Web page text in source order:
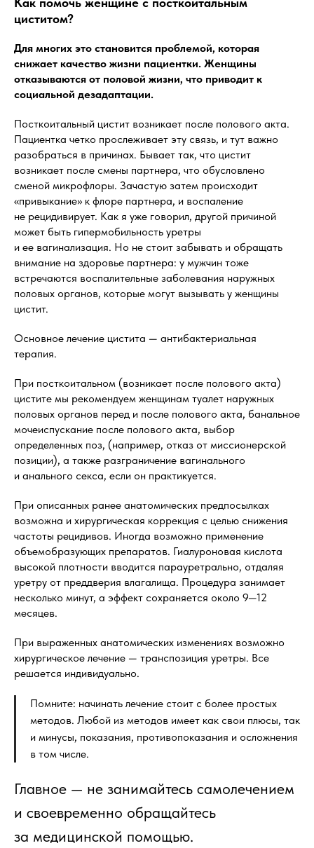
циститом?
Для многих это становится проблемой, которая
снижает качество жизни пациентки. Женщины
отказываются от половой жизни, что приводит к
социальной дезадаптации.
Посткоитальный цистит возникает после полового акта.
Пациентка четко прослеживает эту связь, и тут важно
разобраться в причинах. Бывает так, что цистит
возникает после смены партнера, что обусловлено
сменой микрофлоры. Зачастую затем происходит
«привыкание» к флоре партнера, и воспаление
не рецидивирует. Как я уже говорил, другой причиной
может быть гипермобильность уретры
и ее вагинализация. Но не стоит забывать и обращать
внимание на здоровье партнера: у мужчин тоже
встречаются воспалительные заболевания наружных
половых органов, которые могут вызывать у женщины
цистит.
Основное лечение цистита — антибактериальная
терапия.
При посткоитальном (возникает после полового акта)
цистите мы рекомендуем женщинам туалет наружных
половых органов перед и после полового акта, банальное
мочеиспускание после полового акта, выбор
определенных поз, (например, отказ от миссионерской
позиции), а также разграничение вагинального
и анального секса, если он практикуется.
При описанных ранее анатомических предпосылках
возможна и хирургическая коррекция с целью снижения
частоты рецидивов. Иногда возможно применение
объемобразующих препаратов. Гиалуроновая кислота
высокой плотности вводится парауретрально, отдаляя
уретру от преддверия влагалища. Процедура занимает
несколько минут, а эффект сохраняется около 9—12
месяцев.
При выраженных анатомических изменениях возможно
хирургическое лечение — транспозиция уретры. Все
решается индивидуально.
Помните: начинать лечение стоит с более простых
методов. Любой из методов имеет как свои плюсы, так
и минусы, показания, противопоказания и осложнения
в том числе.
Главное — не занимайтесь самолечением
и своевременно обращайтесь
за медицинской помощью.